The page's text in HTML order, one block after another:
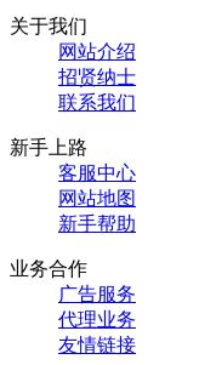
关于我们
网站介绍
招贤纳士
联系我们
新手上路
客服中心
网站地图
新手帮助
业务合作
广告服务
代理业务
友情链接